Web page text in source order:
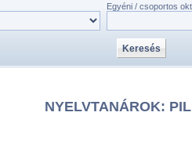
Egyéni / csoportos
NYELVTANÁROK: